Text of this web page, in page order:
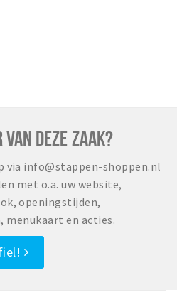
VAN DEZE ZAAK?
via info@stappen-shoppen.nl
met o.a. uw website,
openingstijden,
en acties.